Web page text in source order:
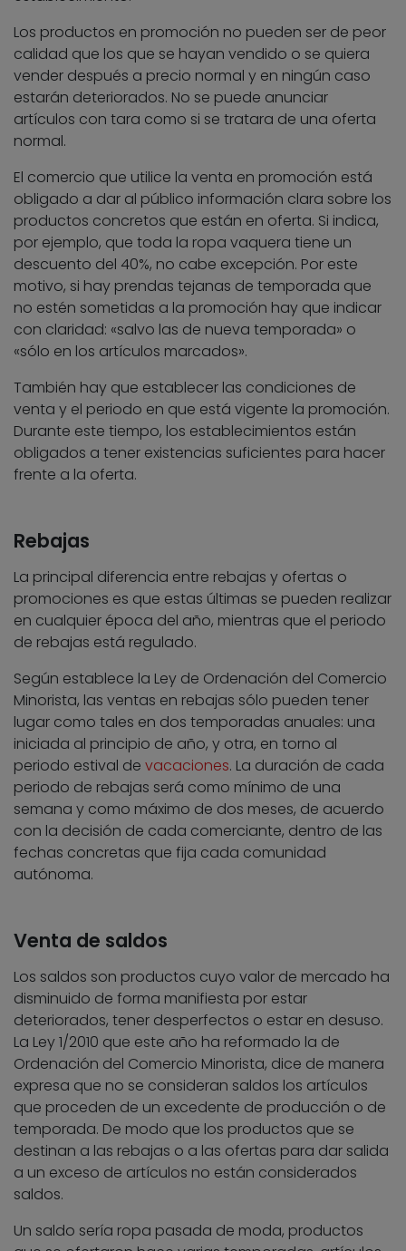
Los productos en promoción no pueden ser de peor
calidad que los que se hayan vendido o se quiera
vender después a precio normal y en ningún caso
estarán deteriorados. No se puede anunciar
artículos con tara como si se tratara de una oferta
normal.
El comercio que utilice la venta en promoción está
obligado a dar al público información clara sobre los
productos concretos que están en oferta. Si indica,
por ejemplo, que toda la ropa vaquera tiene un
descuento del 40%, no cabe excepción. Por este
motivo, si hay prendas tejanas de temporada que
no estén sometidas a la promoción hay que indicar
con claridad: «salvo las de nueva temporada» o
«sólo en los artículos marcados».
También hay que establecer las condiciones de
venta y el periodo en que está vigente la promoción.
Durante este tiempo, los establecimientos están
obligados a tener existencias suficientes para hacer
frente a la oferta.
Rebajas
La principal diferencia entre rebajas y ofertas o
promociones es que estas últimas se pueden realizar
en cualquier época del año, mientras que el periodo
de rebajas está regulado.
Según establece la Ley de Ordenación del Comercio
Minorista, las ventas en rebajas sólo pueden tener
lugar como tales en dos temporadas anuales: una
iniciada al principio de año, y otra, en torno al
periodo estival de vacaciones. La duración de cada
periodo de rebajas será como mínimo de una
semana y como máximo de dos meses, de acuerdo
con la decisión de cada comerciante, dentro de las
fechas concretas que fija cada comunidad
autónoma.
Venta de saldos
Los saldos son productos cuyo valor de mercado ha
disminuido de forma manifiesta por estar
deteriorados, tener desperfectos o estar en desuso.
La Ley 1/2010 que este año ha reformado la de
Ordenación del Comercio Minorista, dice de manera
expresa que no se consideran saldos los artículos
que proceden de un excedente de producción o de
temporada. De modo que los productos que se
destinan a las rebajas o a las ofertas para dar salida
a un exceso de artículos no están considerados
saldos.
Un saldo sería ropa pasada de moda, productos